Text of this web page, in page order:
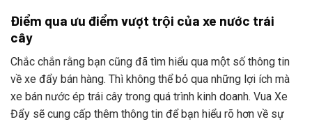
Điểm qua ưu điểm vượt trội của xe nước trái
cây
Chắc chắn rằng bạn cũng đã tìm hiểu qua một số thông tin
về xe đẩy bán hàng. Thì không thể bỏ qua những lợi ích mà
xe bán nước ép trái cây trong quá trình kinh doanh. Vua Xe
Đẩy sẽ cung cấp thêm thông tin để bạn hiểu rõ hơn về sự